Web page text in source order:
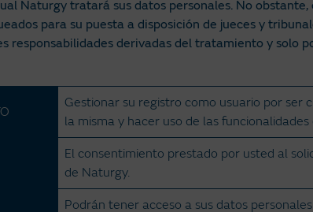
Naturgy tratará sus datos personales. No
para su puesta a disposición de jueces y
responsabilidades derivadas del tratamiento y solo
Gestionar su registro como usuario por ser
la misma y hacer uso de las
El consentimiento prestado por usted al
de Naturgy.
Podrán tener acceso a sus datos